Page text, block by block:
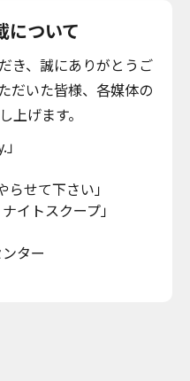
について
き、誠にありがとうご
だいた皆様、各媒体の
上げます。
せて下さい」
イトスクープ」
ター